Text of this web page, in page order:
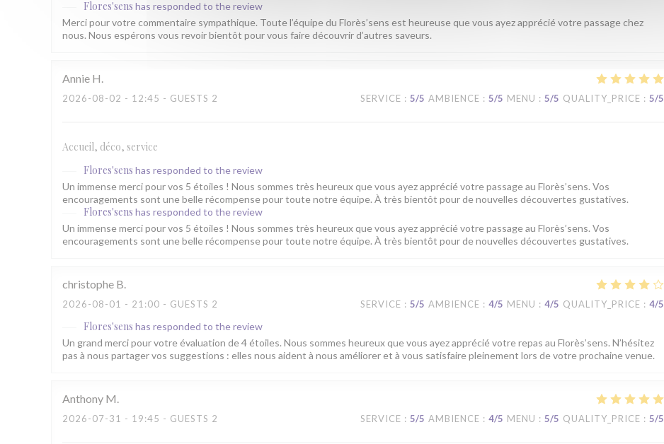
Flores'sens has responded to the review
Merci pour votre commentaire sympathique. Toute l’équipe du Florès’sens est heureuse que vous ayez apprécié votre passage chez
nous. Nous espérons vous revoir bientôt pour vous faire découvrir d’autres saveurs.
Annie H
2026-08-02 - 12:45 - GUESTS 2 SERVICE : 5/5 AMBIENCE : 5/5 MENU : 5/5 QUALITY_PRICE : 5/5
Accueil, déco, service
Flores'sens has responded to the review
Un immense merci pour vos 5 étoiles ! Nous sommes très heureux que vous ayez apprécié votre passage au Florès’sens. Vos
encouragements sont une belle récompense pour toute notre équipe. À très bientôt pour de nouvelles découvertes gustatives.
Flores'sens has responded to the review
Un immense merci pour vos 5 étoiles ! Nous sommes très heureux que vous ayez apprécié votre passage au Florès’sens. Vos
encouragements sont une belle récompense pour toute notre équipe. À très bientôt pour de nouvelles découvertes gustatives.
christophe B
2026-08-01 - 21:00 - GUESTS 2 SERVICE : 5/5 AMBIENCE : 4/5 MENU : 4/5 QUALITY_PRICE : 4/5
Flores'sens has responded to the review
Un grand merci pour votre évaluation de 4 étoiles. Nous sommes heureux que vous ayez apprécié votre repas au Florès’sens. N’hésitez
pas à nous partager vos suggestions : elles nous aident à nous améliorer et à vous satisfaire pleinement lors de votre prochaine venue.
Anthony M
2026-07-31 - 19:45 - GUESTS 2 SERVICE : 5/5 AMBIENCE : 4/5 MENU : 5/5 QUALITY_PRICE : 5/5